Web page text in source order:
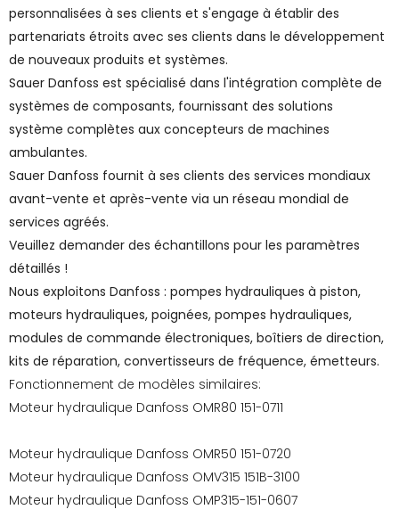
personnalisées à ses clients et s'engage à établir des
partenariats étroits avec ses clients dans le développement
de nouveaux produits et systèmes.
Sauer Danfoss est spécialisé dans l'intégration complète de
systèmes de composants, fournissant des solutions
système complètes aux concepteurs de machines
ambulantes.
Sauer Danfoss fournit à ses clients des services mondiaux
avant-vente et après-vente via un réseau mondial de
services agréés.
Veuillez demander des échantillons pour les paramètres
détaillés !
Nous exploitons Danfoss : pompes hydrauliques à piston,
moteurs hydrauliques, poignées, pompes hydrauliques,
modules de commande électroniques, boîtiers de direction,
kits de réparation, convertisseurs de fréquence, émetteurs.
Fonctionnement de modèles similaires:
Moteur hydraulique Danfoss OMR80 151-0711
Moteur hydraulique Danfoss OMR50 151-0720
Moteur hydraulique Danfoss OMV315 151B-3100
Moteur hydraulique Danfoss OMP315-151-0607